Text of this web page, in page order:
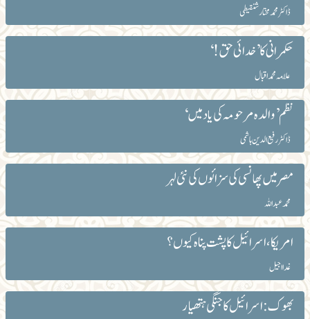
ڈاکٹر محمد مختار شنقیطی
حکمرانی کا ’خدائی حق!‘
علّامہ محمداقبال
نظم’والدہ مرحومہ کی یاد میں‘
ڈاکٹر رفیع الدین ہاشمی
مصر میں پھانسی کی سزائوں کی نئی لہر
محمد عبداللہ
امریکا، اسرائیل کا پشت پناہ کیوں؟
غدا اجیل
بھوک: اسرائیل کا جنگی ہتھیار